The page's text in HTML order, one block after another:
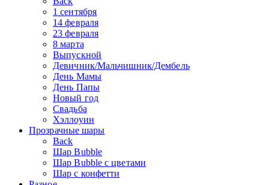
1 сентября
14 февраля
23 февраля
8 марта
Выпускной
Девичник/Мальчишник/Дембель
День Мамы
День Папы
Новый год
Свадьба
Хэллоуин
Прозрачные шары
Back
Шар Bubble
Шар Bubble с цветами
Шар с конфетти